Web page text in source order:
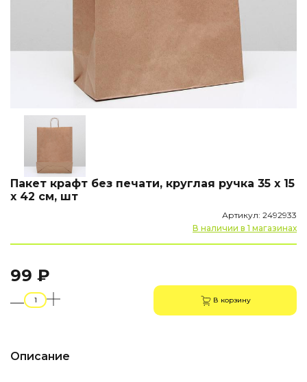
Пакет крафт без печати, круглая ручка 35 х 15
х 42 см, шт
Артикул: 2492933
В наличии в 1 магазинах
99 ₽
В корзину
Описание